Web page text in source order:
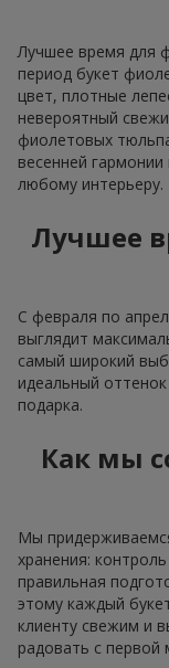
Лучшее время для
период букет
цвет, плотные
невероятный
фиолетовых
весенней
любому интерьеру.
Лучшее
С февраля по
выглядит
самый широкий
идеальный
подарка.
Как мы
Мы
хранения:
правильная
этому каждый
клиенту свежим и
радовать с первой